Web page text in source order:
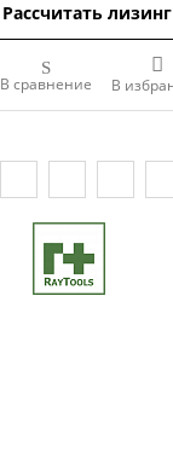
Рассчитать лизинг
В сравнение